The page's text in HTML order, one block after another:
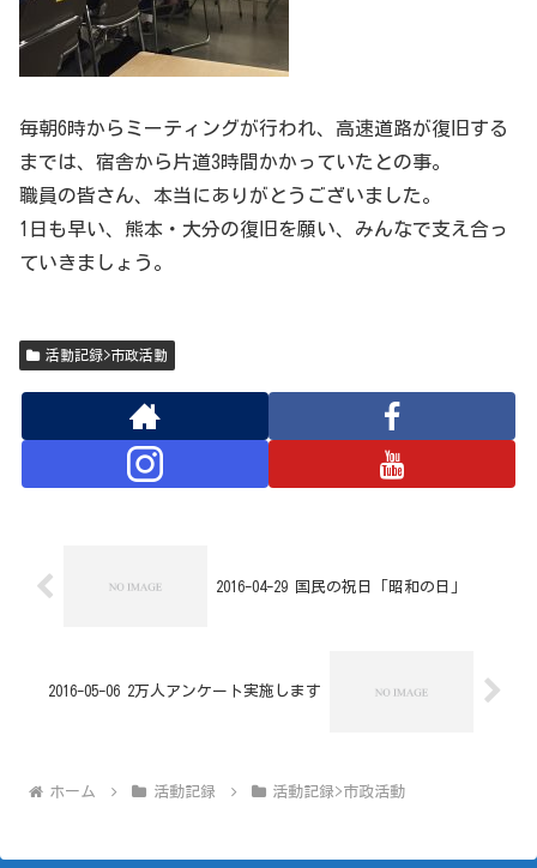
毎朝6時からミーティングが行われ、高速道路が復旧する
までは、宿舎から片道3時間かかっていたとの事。
職員の皆さん、本当にありがとうございました。
1日も早い、熊本・大分の復旧を願い、みんなで支え合っ
ていきましょう。
活動記録>市政活動
2016-04-29 国民の祝日「昭和の日」
2016-05-06 2万人アンケート実施します
ホーム 活動記録 活動記録>市政活動